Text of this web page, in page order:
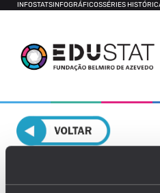
INFOSTATSINFOGRÁFICOSSÉRIES
Docentes pré-